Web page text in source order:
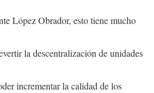
López Obrador, esto tiene mucho
la descentralización de unidades
incrementar la calidad de los